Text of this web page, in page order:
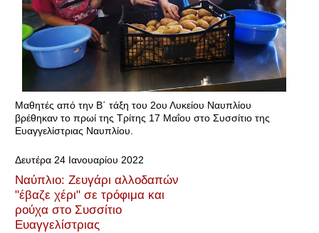
Μαθητές από την Β΄ τάξη του 2ου Λυκείου Ναυπλίου
βρέθηκαν το πρωί της Τρίτης 17 Μαΐου στο Συσσίτιο της
Ευαγγελίστριας Ναυπλίου.
Δευτέρα 24 Ιανουαρίου 2022
Ναύπλιο: Ζευγάρι αλλοδαπών
"έβαζε χέρι" σε τρόφιμα και
ρούχα στο Συσσίτιο
Ευαγγελίστριας